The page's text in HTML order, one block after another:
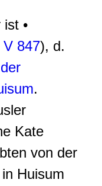
•
V 847), d.
.
Kate
von der
Huisum